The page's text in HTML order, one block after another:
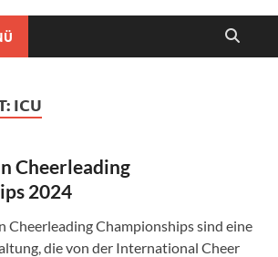
ICU
Cheerleading
2024
Cheerleading Championships sind eine
die von der International Cheer